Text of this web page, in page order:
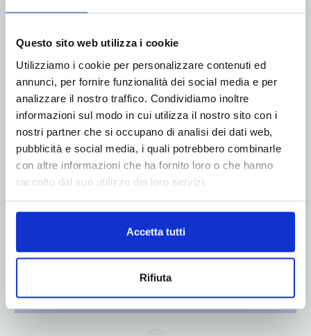
Questo sito web utilizza i cookie
Utilizziamo i cookie per personalizzare contenuti ed
annunci, per fornire funzionalità dei social media e per
analizzare il nostro traffico. Condividiamo inoltre
informazioni sul modo in cui utilizza il nostro sito con i
nostri partner che si occupano di analisi dei dati web,
pubblicità e social media, i quali potrebbero combinarle
con altre informazioni che ha fornito loro o che hanno
raccolto dal suo utilizzo dei loro servizi.
Accetta tutti
Rifiuta
ADV
ADV